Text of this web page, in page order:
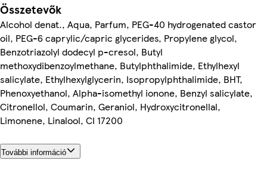
Összetevők
Alcohol denat., Aqua, Parfum, PEG-40 hydrogenated castor
oil, PEG-6 caprylic/capric glycerides, Propylene glycol,
Benzotriazolyl dodecyl p-cresol, Butyl
methoxydibenzoylmethane, Butylphthalimide, Ethylhexyl
salicylate, Ethylhexylglycerin, Isopropylphthalimide, BHT,
Phenoxyethanol, Alpha-isomethyl ionone, Benzyl salicylate,
Citronellol, Coumarin, Geraniol, Hydroxycitronellal,
Limonene, Linalool, CI 17200
További információ